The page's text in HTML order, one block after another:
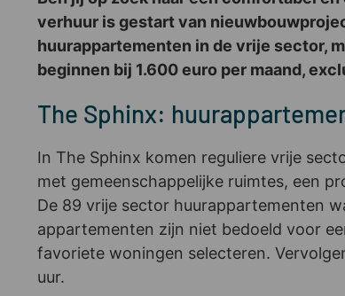
verhuur is gestart van
huurappartementen in de vrije sector,
beginnen bij 1.600 euro per maand,
The Sphinx:
In The Sphinx komen reguliere vrije
met gemeenschappelijke ruimtes, een
De 89 vrije sector huurappartementen
appartementen zijn niet bedoeld voor
favoriete woningen selecteren.
uur.